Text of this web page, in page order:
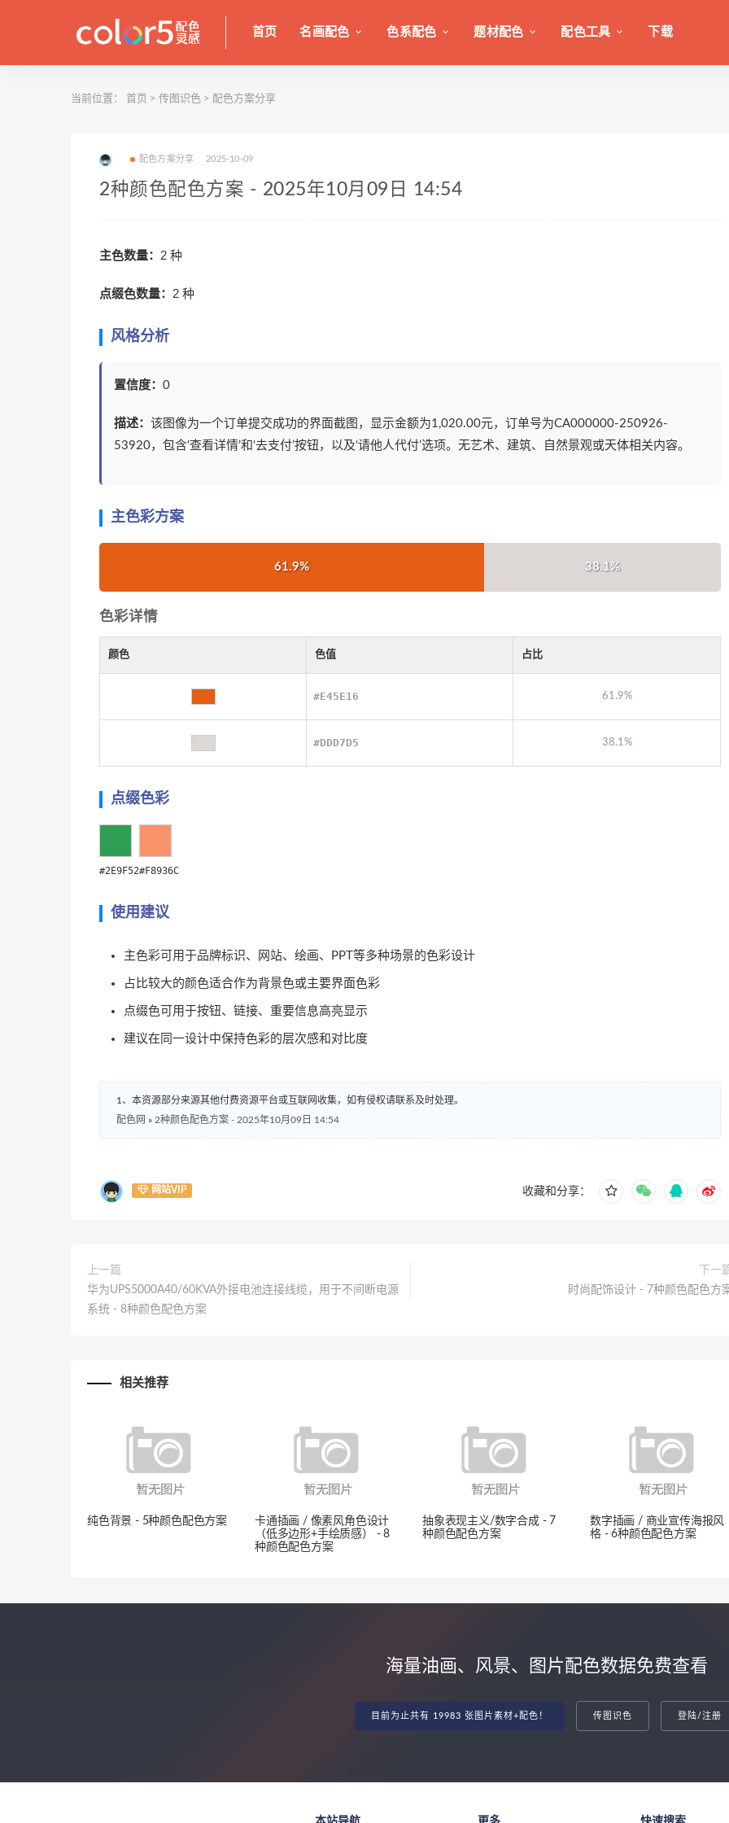
首页 名画配色 色系配色 题材配色 配色工具 下载
当前位置： 首页 > 传图识色 > 配色方案分享
配色方案分享 2025-10-09
2种颜色配色方案 - 2025年10月09日 14:54
主色数量： 2 种
点缀色数量： 2 种
风格分析
置信度： 0
描述： 该图像为一个订单提交成功的界面截图，显示金额为1,020.00元，订单号为CA000000-250926-
53920，包含‘查看详情’和‘去支付’按钮，以及‘请他人代付’选项。无艺术、建筑、自然景观或天体相关内容。
主色彩方案
61.9% 38.1%
色彩详情
颜色 色值 占比
#E45E16 61.9%
#DDD7D5 38.1%
点缀色彩
#2E9F52#F8936C
使用建议
主色彩可用于品牌标识、网站、绘画、PPT等多种场景的色彩设计
占比较大的颜色适合作为背景色或主要界面色彩
点缀色可用于按钮、链接、重要信息高亮显示
建议在同一设计中保持色彩的层次感和对比度
1、本资源部分来源其他付费资源平台或互联网收集，如有侵权请联系及时处理。
配色网 » 2种颜色配色方案 - 2025年10月09日 14:54
网站VIP 收藏和分享：
上一篇
华为UPS5000A40/60KVA外接电池连接线缆，用于不间断电源
系统 - 8种颜色配色方案
下一
时尚配饰设计 - 7种颜色配色方
相关推荐
纯色背景 - 5种颜色配色方案
卡通插画 / 像素风角色设计
（低多边形+手绘质感） - 8
种颜色配色方案
抽象表现主义/数字合成 - 7
种颜色配色方案
数字插画 / 商业宣传海报风
格 - 6种颜色配色方案
海量油画、风景、图片配色数据免费查看
目前为止共有 19983 张图片素材+配色！ 传图识色 登陆/注册